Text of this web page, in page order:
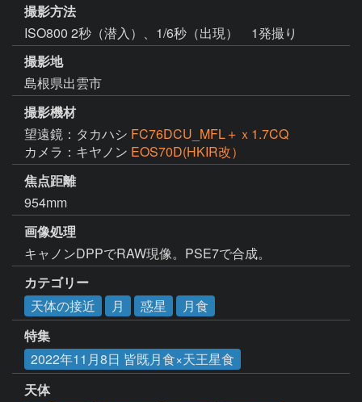
撮影方法
ISO800 2秒（潜入）、1/6秒（出現） 1発撮り
撮影地
島根県出雲市
撮影機材
望遠鏡：タカハシ FC76DCU_MFL＋ｘ1.7CQ
カメラ：キヤノン EOS70D(HKIR改）
焦点距離
954mm
画像処理
キャノンDPPでRAW現像。PSE7で合成。
カテゴリー
天体の接近
月 惑星
月食
特集
2022年11月8日 皆既月食×天王星食
天体